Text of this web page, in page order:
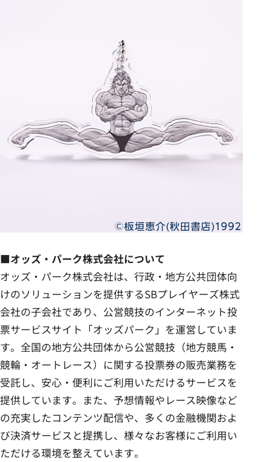
■オッズ・パーク株式会社について
オッズ・パーク株式会社は、行政・地方公共団体向
けのソリューションを提供するSBプレイヤーズ株式
会社の子会社であり、公営競技のインターネット投
票サービスサイト「オッズパーク」を運営していま
す。全国の地方公共団体から公営競技（地方競馬・
競輪・オートレース）に関する投票券の販売業務を
受託し、安心・便利にご利用いただけるサービスを
提供しています。また、予想情報やレース映像など
の充実したコンテンツ配信や、多くの金融機関およ
び決済サービスと提携し、様々なお客様にご利用い
ただける環境を整えています。